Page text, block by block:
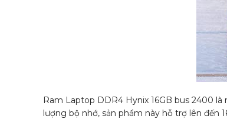
Ram Laptop DDR4 Hynix 16GB bus 2400
lượng bộ nhớ, sản phẩm này hỗ trợ lên